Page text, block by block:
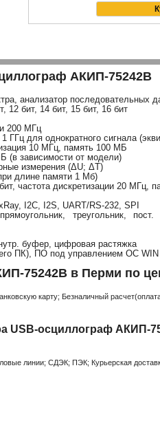
АКИП-75242B
анализатор последовательных
бит, 14 бит, 15 бит, 16 бит
200 МГц
ГГц для однократного сигнала
10 МГц, память 100 МБ
(в зависимости от модели)
измерения (ΔU; ΔT)
длине памяти 1 Мб)
частота дискретизации 20 МГц,
I2C, I2S, UART/RS-232, SPI
треугольник,
буфер, цифровая растяжка
ПК), ПО под управлением ОС
75242B в Перми по
карту; Безналичный
USB-осциллограф АКИП-
линии; СДЭК; ПЭК; Курьерская